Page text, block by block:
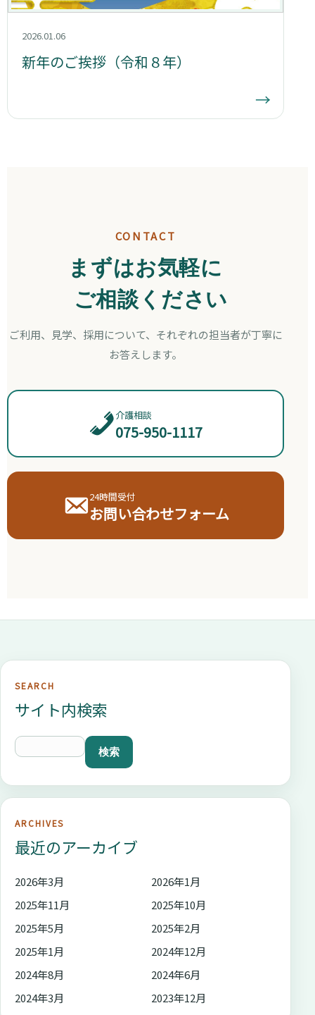
2026.01.06
新年のご挨拶（令和８年）
→
CONTACT
まずはお気軽に
ご相談ください
ご利用、見学、採用について、それぞれの担当者が丁寧に
お答えします。
介護相談
075-950-1117
24時間受付
お問い合わせフォーム
SEARCH
サイト内検索
ARCHIVES
最近のアーカイブ
2026年3月
2026年1月
2025年11月
2025年10月
2025年5月
2025年2月
2025年1月
2024年12月
2024年8月
2024年6月
2024年3月
2023年12月